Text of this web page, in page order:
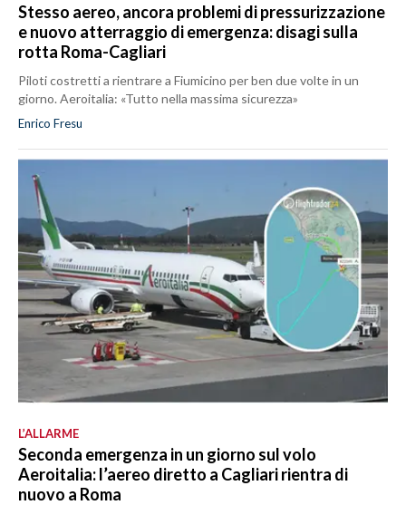
Stesso aereo, ancora problemi di pressurizzazione
e nuovo atterraggio di emergenza: disagi sulla
rotta Roma-Cagliari
Piloti costretti a rientrare a Fiumicino per ben due volte in un
giorno. Aeroitalia: «Tutto nella massima sicurezza»
Enrico Fresu
L’ALLARME
Seconda emergenza in un giorno sul volo
Aeroitalia: l’aereo diretto a Cagliari rientra di
nuovo a Roma